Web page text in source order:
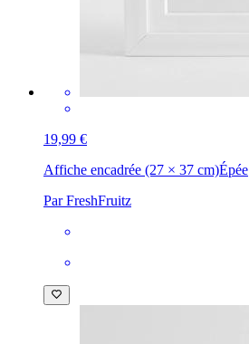
19,99 €
Affiche encadrée (27 × 37 cm)Épée
Par FreshFruitz